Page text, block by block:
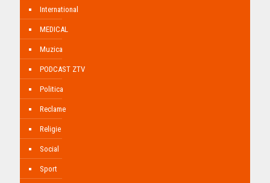
International
MEDICAL
Muzica
PODCAST ZTV
Politica
Reclame
Religie
Social
Sport